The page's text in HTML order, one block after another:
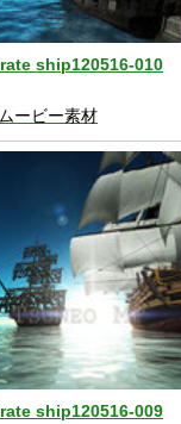
ship120516-010
ービー素材
ship120516-009